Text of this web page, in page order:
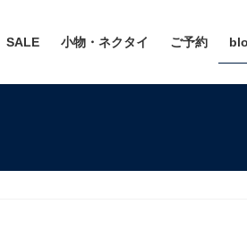
SALE 小物・ネクタイ ご予約